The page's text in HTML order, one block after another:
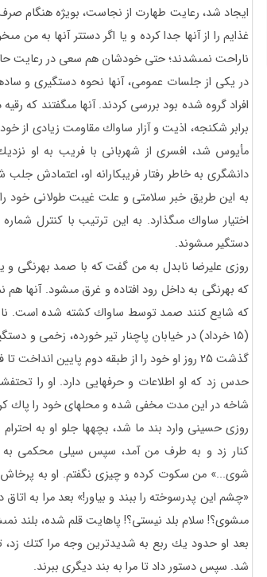
ايجاد شد، رعايت طهارت از نجاست، بويژه هنگام
غذايم را از آنها جدا كرده و يا اگر دست‏تر آنها به من
ناراحت نمى‏شدند؛ حتى خودشان هم سعى در رعايت
در يكى از جلسات عمومى، آنها نحوه دستگيرى و
افراد گروه شده بود بررسى كردند. آنها مى‏گفتند كه
برابر شكنجه، اذيت و آزار ساواك مقاومت زيادى از
مأيوس شد، افسرى از شهربانى با فريب به او
دانشگرى به خاطر رفتار فريبكارانه او، اعتمادش
به اين طريق خبر سلامتى و علت غيبت طولانى خود
اختيار ساواك مى‏گذارد. به اين ترتيب با كنترل
دستگير مى‏شوند.
روزى عليرضا ناب‏دل به من گفت كه با صمد بهرنگى و
كه بهرنگى به داخل رود افتاده و غرق مى‏شود. آنها هم
كه شايع كنند صمد توسط ساواك كشته شده است.
(15 خرداد) در خيابان پاچنار تير خورده، زخمى و
گذشت 25 روز او خود را از طبقه دوم پايين
حدس زد كه او اطلاعات و حرفهايى دارد. او را
شاخه در اين مدت مخفى شده و محلهاى خود را پاك
روزى حسينى وارد بند ما شد، بچه‏ها جلو او به
كنار زد و به طرف من آمد، سپس سيلى محكمى به
شوى...» من سكوت كرده و چيزى نگفتم. او به پرخاش
«چشم اين پدرسوخته را ببند و بياور!» بعد مرا به
مى‏شوى؟! سلام بلد نيستى؟! پاهايت قلم شده، بلند
بعد او حدود يك ربع به شديدترين وجه مرا كتك
شد. سپس دستور داد تا مرا به بند ديگرى ببرند.